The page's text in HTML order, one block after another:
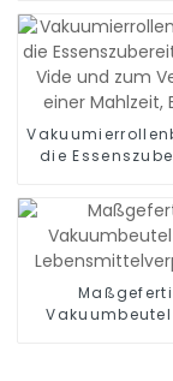
die
Versiegeln einer
BPA-